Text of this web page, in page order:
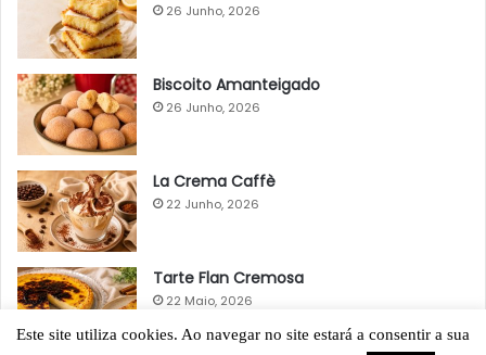
26 Junho, 2026
Biscoito Amanteigado
26 Junho, 2026
La Crema Caffè
22 Junho, 2026
Tarte Flan Cremosa
22 Maio, 2026
Este site utiliza cookies. Ao navegar no site estará a consentir a sua